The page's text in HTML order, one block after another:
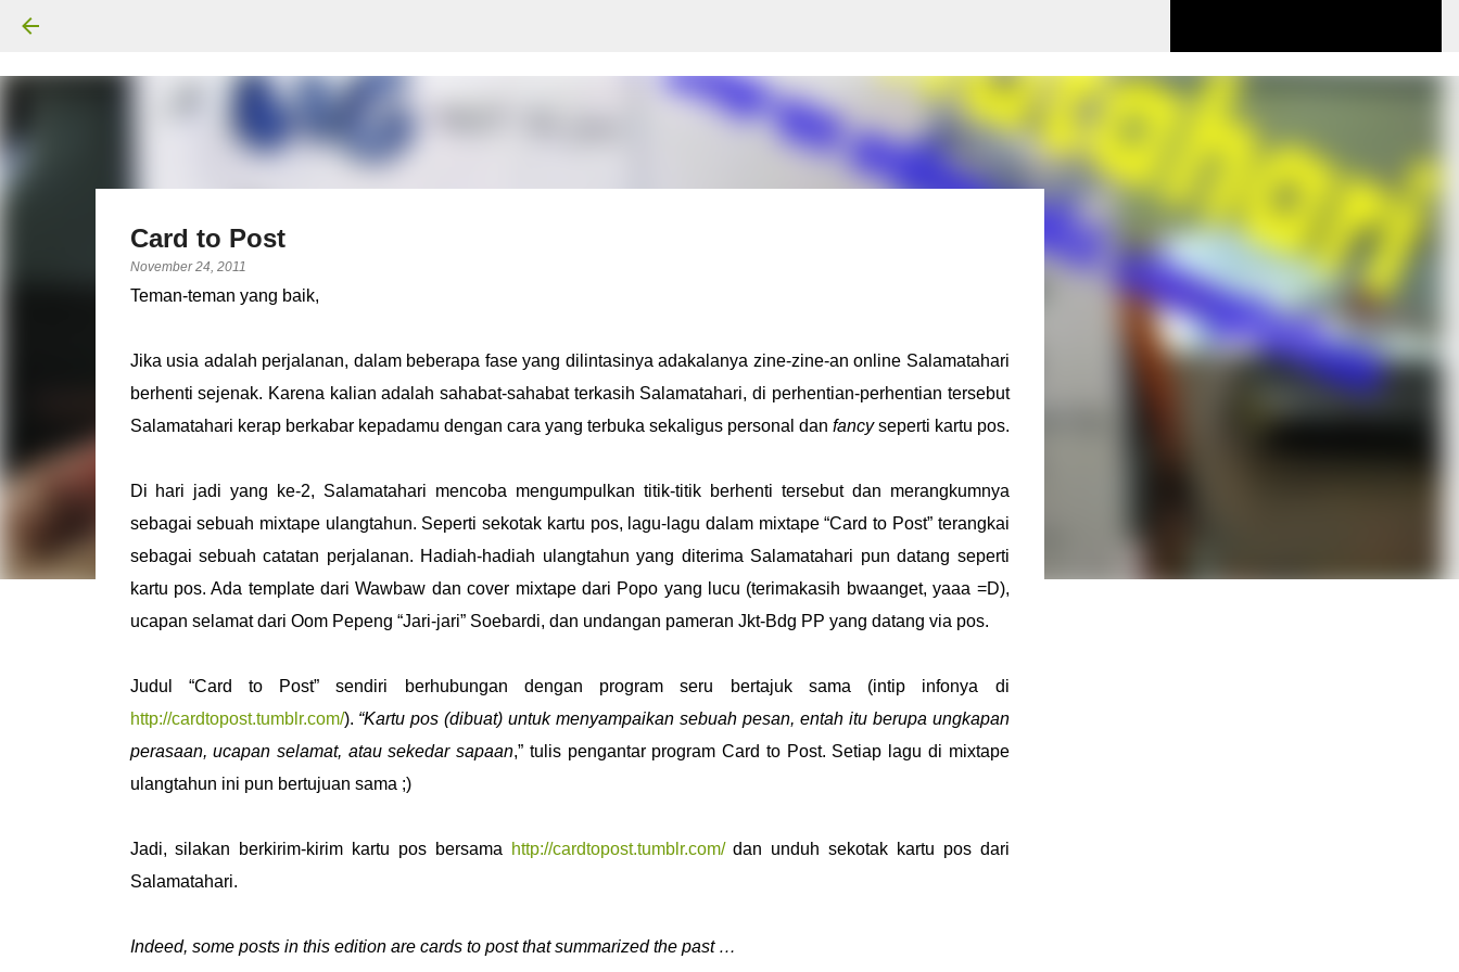
Card to Post
November 24, 2011
Teman-teman yang baik,
Jika usia adalah perjalanan, dalam beberapa fase yang dilintasinya adakalanya zine-zine-an online Salamatahari
berhenti sejenak. Karena kalian adalah sahabat-sahabat terkasih Salamatahari, di perhentian-perhentian tersebut
Salamatahari kerap berkabar kepadamu dengan cara yang terbuka sekaligus personal dan fancyseperti kartu pos.
Di hari jadi yang ke-2, Salamatahari mencoba mengumpulkan titik-titik berhenti tersebut dan merangkumnya
sebagai sebuah mixtape ulangtahun. Seperti sekotak kartu pos, lagu-lagu dalam mixtape “Card to Post” terangkai
sebagai sebuah catatan perjalanan. Hadiah-hadiah ulangtahun yang diterima Salamatahari pun datang seperti
kartu pos. Ada template dari Wawbaw dan cover mixtape dari Popo yang lucu (terimakasih bwaanget, yaaa =D),
ucapan selamat dari Oom Pepeng “Jari-jari” Soebardi, dan undangan pameran Jkt-Bdg PP yang datang via pos.
Judul “Card to Post” sendiri berhubungan dengan program seru bertajuk sama (intip infonya di
http://cardtopost.tumblr.com/). “Kartu pos (dibuat) untuk menyampaikan sebuah pesan, entah itu berupa ungkapan
perasaan, ucapan selamat, atau sekedar sapaan,” tulis pengantar program Card to Post. Setiap lagu di mixtape
ulangtahun ini pun bertujuan sama ;)
Jadi, silakan berkirim-kirim kartu pos bersama http://cardtopost.tumblr.com/dan unduh sekotak kartu pos dari
Salamatahari.
Indeed, some posts in this edition are cards to post that summarized the past …